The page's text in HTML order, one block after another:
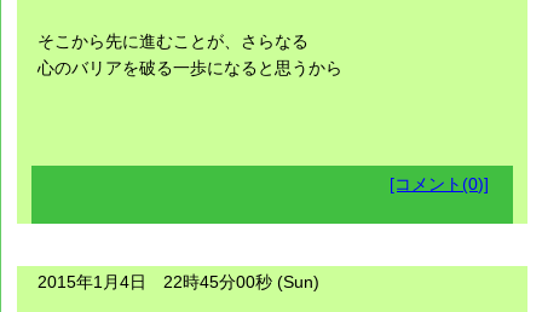
そこから先に進むことが、さらなる
心のバリアを破る一歩になると思うから
[コメント(0)]
2015年1月4日 22時45分00秒 (Sun)